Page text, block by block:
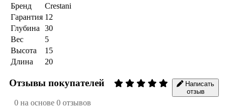
Бренд
Crestani
Гарантия 12
Глубина
30
Вес
5
Высота
15
Длина
20
Отзывы покупателей
0 на основе 0 отзывов
Написать
отзыв